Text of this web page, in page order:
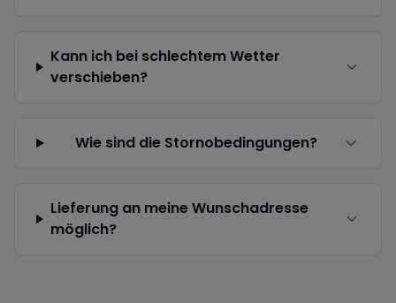
Kann ich bei schlechtem Wetter
verschieben?
Wie sind die Stornobedingungen?
Lieferung an meine Wunschadresse
möglich?